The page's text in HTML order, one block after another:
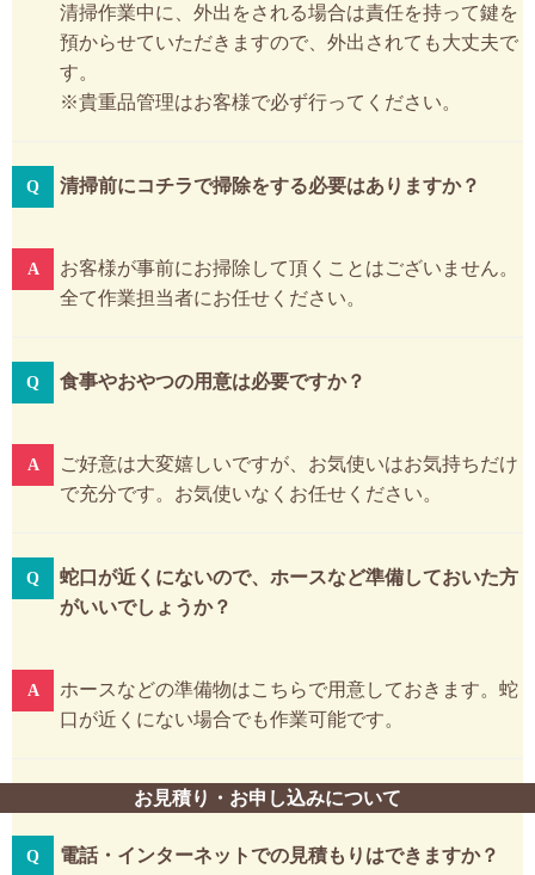
清掃作業中に、外出をされる場合は責任を持って鍵を
預からせていただきますので、外出されても大丈夫で
す。
※貴重品管理はお客様で必ず行ってください。
清掃前にコチラで掃除をする必要はありますか？
お客様が事前にお掃除して頂くことはございません。
全て作業担当者にお任せください。
食事やおやつの用意は必要ですか？
ご好意は大変嬉しいですが、お気使いはお気持ちだけ
で充分です。お気使いなくお任せください。
蛇口が近くにないので、ホースなど準備しておいた方
がいいでしょうか？
ホースなどの準備物はこちらで用意しておきます。蛇
口が近くにない場合でも作業可能です。
お見積り・お申し込みについて
電話・インターネットでの見積もりはできますか？